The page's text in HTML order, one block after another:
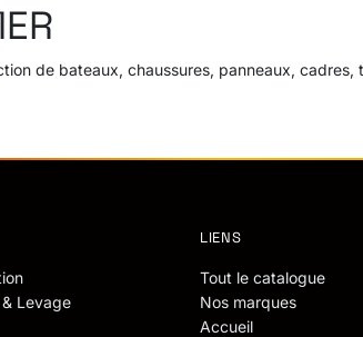
de bateaux, chaussures, panneaux,
Levage
LIENS
Tout le catalogue
Nos marques
Accueil